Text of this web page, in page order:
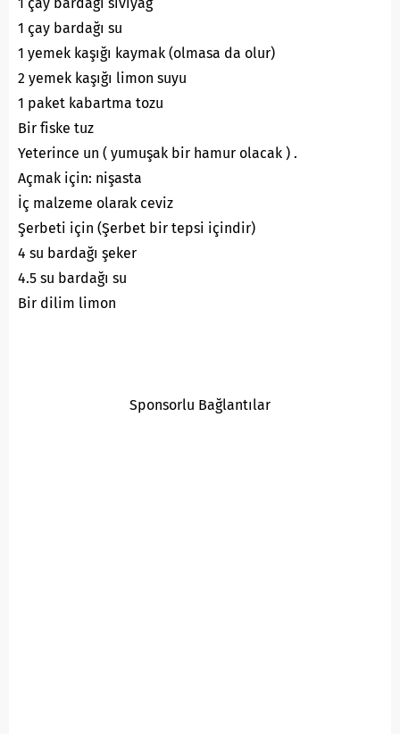
1 çay bardağı su
1 yemek kaşığı kaymak (olmasa da olur)
2 yemek kaşığı limon suyu
1 paket kabartma tozu
Bir fiske tuz
Yeterince un ( yumuşak bir hamur olacak ) .
Açmak için: nişasta
İç malzeme olarak ceviz
Şerbeti için (Şerbet bir tepsi içindir)
4 su bardağı şeker
4.5 su bardağı su
Bir dilim limon
Sponsorlu Bağlantılar